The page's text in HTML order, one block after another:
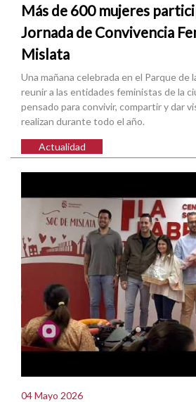
Más de 600 mujeres
Jornada de Convivencia
Mislata
Una mañana celebrada en el Parque de
reunir a las entidades feministas de la
pensado para convivir, compartir y dar
realizan durante todo el año.
Actualidad
04 Mayo 2026